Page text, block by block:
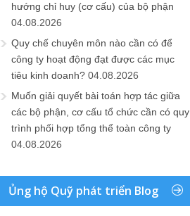
hướng chỉ huy (cơ cấu) của bộ phận
04.08.2026
Quy chế chuyên môn nào cần có để
công ty hoạt động đạt được các mục
tiêu kinh doanh? 04.08.2026
Muốn giải quyết bài toán hợp tác giữa
các bộ phận, cơ cấu tổ chức cần có quy
trình phối hợp tổng thể toàn công ty
04.08.2026
Ủng hộ Quỹ phát triển Blog